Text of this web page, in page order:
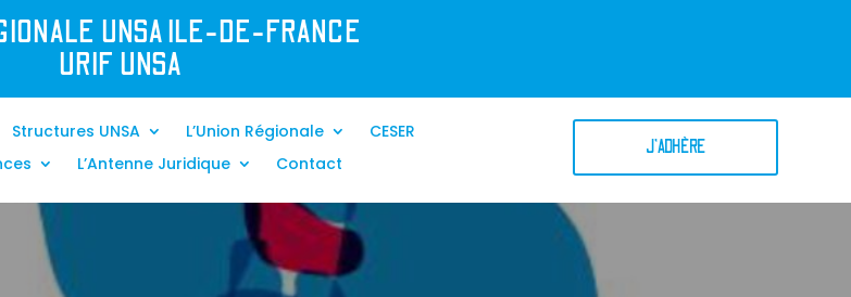
UNSA ILE-DE-FRANCE
URIF UNSA
Structures UNSA L’Union Régionale
CESER
L’Antenne Juridique Contact
J'ADHÈRE